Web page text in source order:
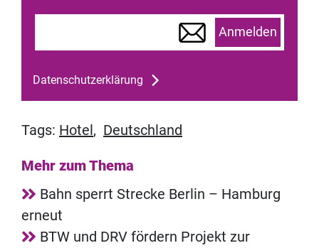
Anmelden
Datenschutzerklärung
Tags: Hotel, Deutschland
Mehr zum Thema
Bahn sperrt Strecke Berlin – Hamburg
erneut
BTW und DRV fördern Projekt zur